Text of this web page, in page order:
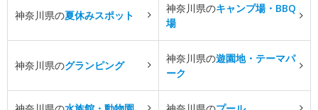
神奈川県の夏休みスポット
神奈川県のキャンプ場・BBQ
場
神奈川県のグランピング
神奈川県の遊園地・テーマパ
ーク